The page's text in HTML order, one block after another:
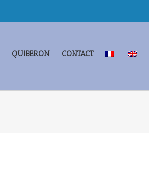
QUIBERON CONTACT